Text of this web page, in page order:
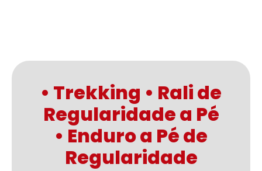
• Trekking • Rali de
Regularidade a Pé
• Enduro a Pé de
Regularidade